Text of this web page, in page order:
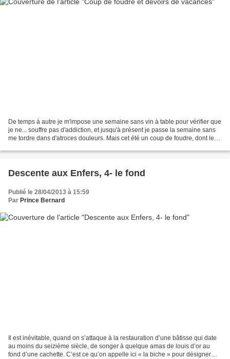
De temps à autre je m'impose une semaine sans vin à table pour vérifier que
je ne... souffre pas d'addiction, et jusqu'à présent je passe la semaine sans
me tordre dans d'atroces douleurs. Mais cet été un coup de foudre, dont les
Descente aux Enfers, 4- le fond
Publié le 28/04/2013 à 15:59
Par Prince Bernard
Il est inévitable, quand on s’attaque à la restauration d’une bâtisse qui date
au moins du seizième siècle, de songer à quelque amas de louis d’or au
fond d’une cachette. C’est ce qu’on appelle ici « la biche » pour désigner